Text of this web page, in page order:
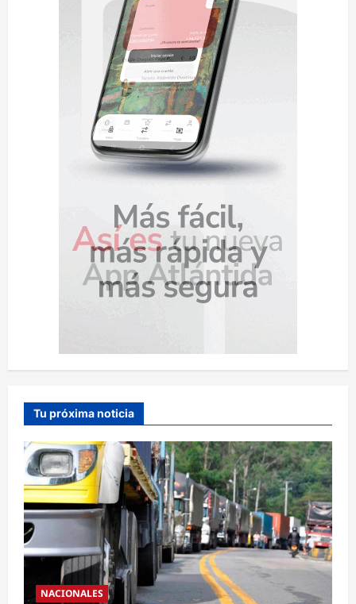
arma
capital
Tu próxima noticia
NACIONALES